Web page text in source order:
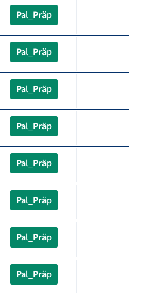
Pal_Präp
Pal_Präp
Pal_Präp
Pal_Präp
Pal_Präp
Pal_Präp
Pal_Präp
Pal_Präp